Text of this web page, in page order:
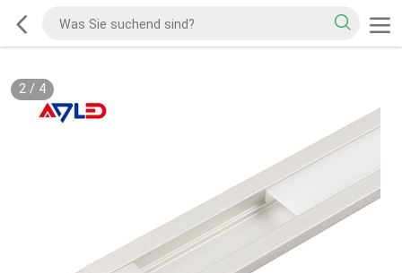
2/ 4